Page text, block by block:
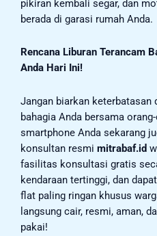
pikiran kembali segar, dan
berada di garasi rumah Anda.
Rencana Liburan Terancam
Anda Hari Ini!
Jangan biarkan
bahagia Anda bersama
smartphone Anda sekarang
konsultan resmi mitrabaf.id
fasilitas konsultasi gratis
kendaraan tertinggi, dan
flat paling ringan khusus
langsung cair, resmi, aman,
pakai!